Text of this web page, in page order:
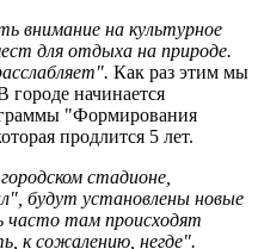
внимание на культурное
для отдыха на природе.
Как раз этим мы
городе начинается
"Формирования
продлится 5 лет.
стадионе,
будут установлены новые
часто там происходят
к сожалению, негде".